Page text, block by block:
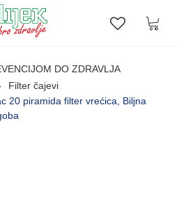
Lista
DO ZDRAVLJA
Filter čajevi
20 piramida filter vrećica, Biljna